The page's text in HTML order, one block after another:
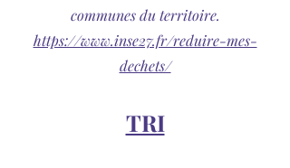
communes du territoire.
https://www.inse27.fr/reduire-mes-
dechets/
TRI